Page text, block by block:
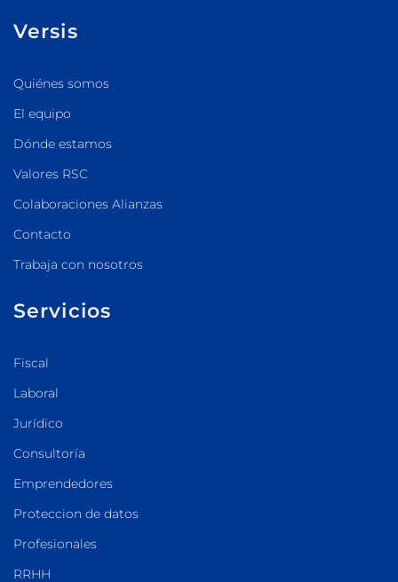
Versis
Quiénes somos
El equipo
Dónde estamos
Valores RSC
Colaboraciones Alianzas
Contacto
Trabaja con nosotros
Servicios
Fiscal
Laboral
Jurídico
Consultoría
Emprendedores
Proteccion de datos
Profesionales
RRHH